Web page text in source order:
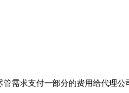
需求支付一部分的费用给代理